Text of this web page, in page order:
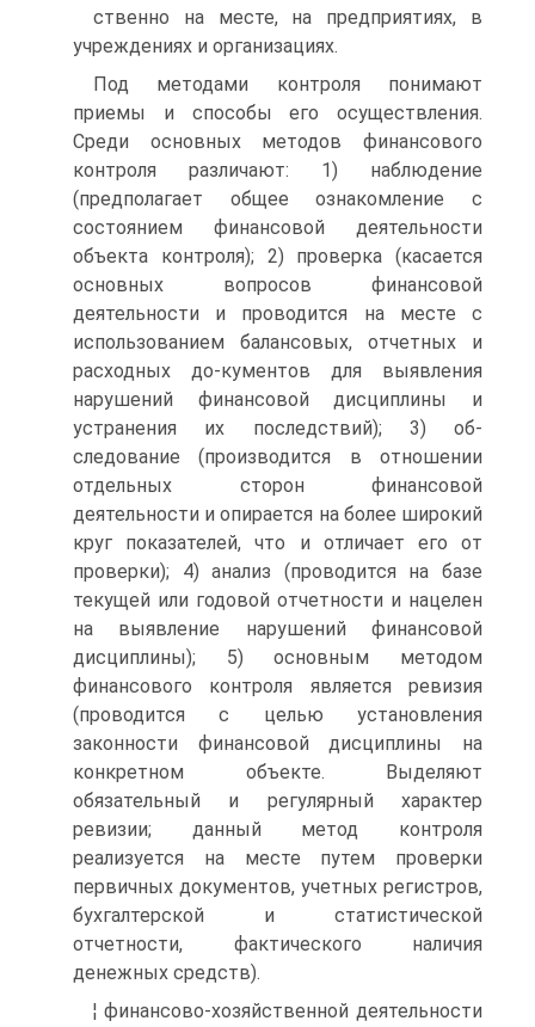
ственно на месте, на предприятиях, в
учреждениях и организациях.
Под методами контроля понимают
приемы и способы его осуществления.
Среди основных методов финансового
контроля различают: 1) наблюдение
(предполагает общее ознакомление с
состоянием финансовой деятельности
объекта контроля); 2) проверка (касается
основных вопросов финансовой
деятельности и проводится на месте с
использованием балансовых, отчетных и
расходных до-кументов для выявления
нарушений финансовой дисциплины и
устранения их последствий); 3) об-
следование (производится в отношении
отдельных сторон финансовой
деятельности и опирается на более широкий
круг показателей, что и отличает его от
проверки); 4) анализ (проводится на базе
текущей или годовой отчетности и нацелен
на выявление нарушений финансовой
дисциплины); 5) основным методом
финансового контроля является ревизия
(проводится с целью установления
законности финансовой дисциплины на
конкретном объекте. Выделяют
обязательный и регулярный характер
ревизии; данный метод контроля
реализуется на месте путем проверки
первичных документов, учетных регистров,
бухгалтерской и статистической
отчетности, фактического наличия
денежных средств).
¦ финансово-хозяйственной деятельности